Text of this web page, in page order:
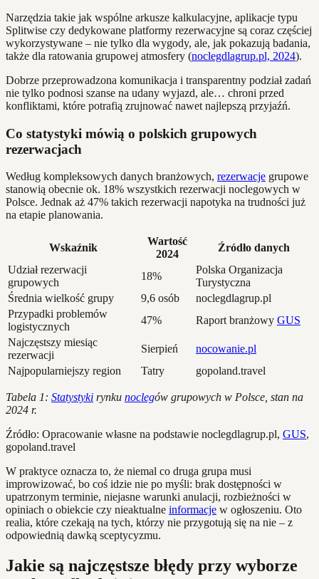
Narzędzia takie jak wspólne arkusze kalkulacyjne, aplikacje typu
Splitwise czy dedykowane platformy rezerwacyjne są coraz częściej
wykorzystywane – nie tylko dla wygody, ale, jak pokazują badania,
także dla ratowania grupowej atmosfery (noclegdlagrup.pl, 2024).
Dobrze przeprowadzona komunikacja i transparentny podział zadań
nie tylko podnosi szanse na udany wyjazd, ale… chroni przed
konfliktami, które potrafią zrujnować nawet najlepszą przyjaźń.
Co statystyki mówią o polskich grupowych
rezerwacjach
Według kompleksowych danych branżowych, rezerwacje grupowe
stanowią obecnie ok. 18% wszystkich rezerwacji noclegowych w
Polsce. Jednak aż 47% takich rezerwacji napotyka na trudności już
na etapie planowania.
Wskaźnik
Wartość
2024
Źródło danych
Udział rezerwacji
grupowych
18%
Polska Organizacja
Turystyczna
Średnia wielkość grupy
9,6 osób
noclegdlagrup.pl
Przypadki problemów
logistycznych
47% Raport branżowy GUS
Najczęstszy miesiąc
rezerwacji
Sierpień
nocowanie.pl
Najpopularniejszy region
Tatry gopoland.travel
Tabela 1: Statystyki rynku noclegów grupowych w Polsce, stan na
2024 r.
Źródło: Opracowanie własne na podstawie noclegdlagrup.pl, GUS,
gopoland.travel
W praktyce oznacza to, że niemal co druga grupa musi
improwizować, bo coś idzie nie po myśli: brak dostępności w
upatrzonym terminie, niejasne warunki anulacji, rozbieżności w
opiniach o obiekcie czy nieaktualne informacje w ogłoszeniu. Oto
realia, które czekają na tych, którzy nie przygotują się na nie – z
odpowiednią dawką sceptycyzmu.
Jakie są najczęstsze błędy przy wyborze